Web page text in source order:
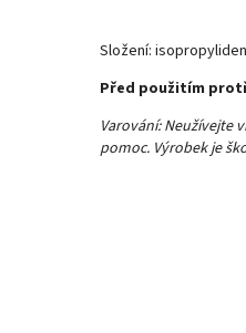
Složení:
Před použitím
Varování: Neužívejte
pomoc. Výrobek je